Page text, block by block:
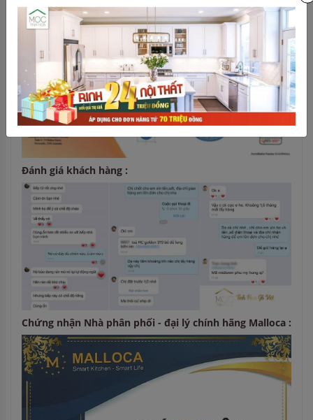
- Chức năng ECO - Tiết kiệm năng lượng
- Mặt kính màu đen phối inox
- Hệ thống điều khiển cơ
- Chức năng hẹn giờ
Tiêu chuẩn chất lượng của chúng tôi :
Đánh giá khách hàng :
Chứng nhận Nhà phân phối - đại lý chính hãng Malloca :